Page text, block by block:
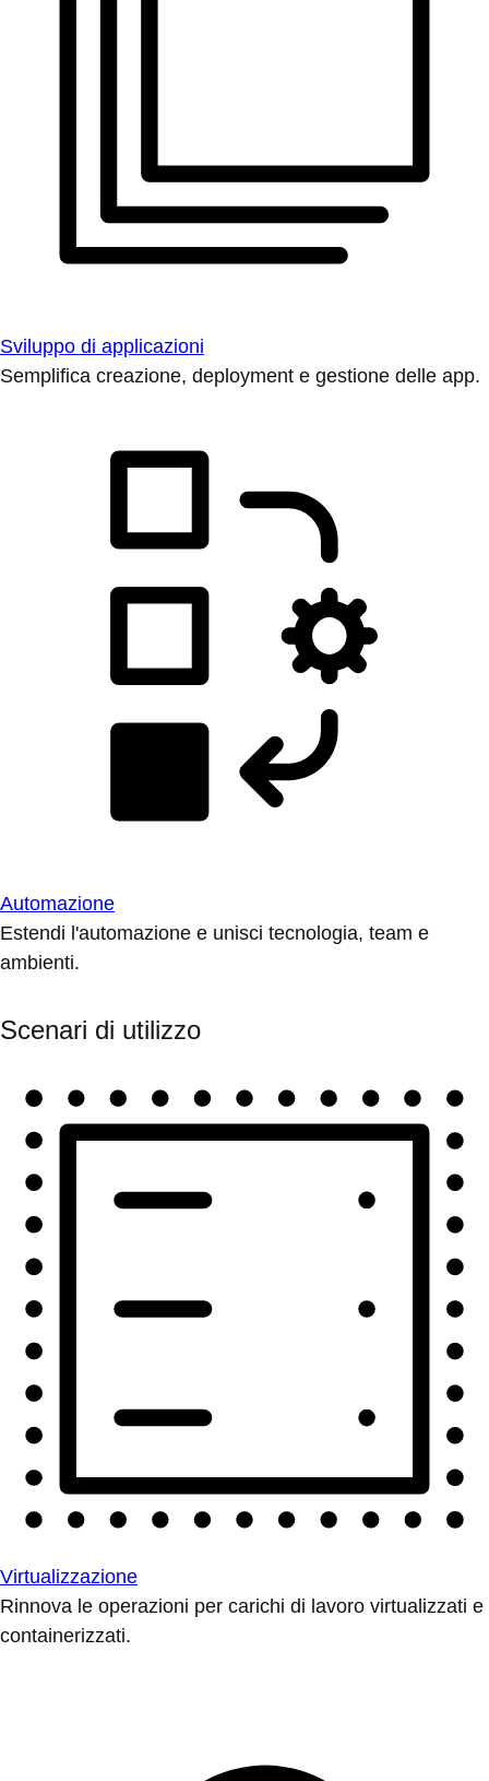
Sviluppo di applicazioni
Semplifica creazione, deployment e gestione delle app.
Automazione
Estendi l'automazione e unisci tecnologia, team e
ambienti.
Scenari di utilizzo
Virtualizzazione
Rinnova le operazioni per carichi di lavoro virtualizzati e
containerizzati.